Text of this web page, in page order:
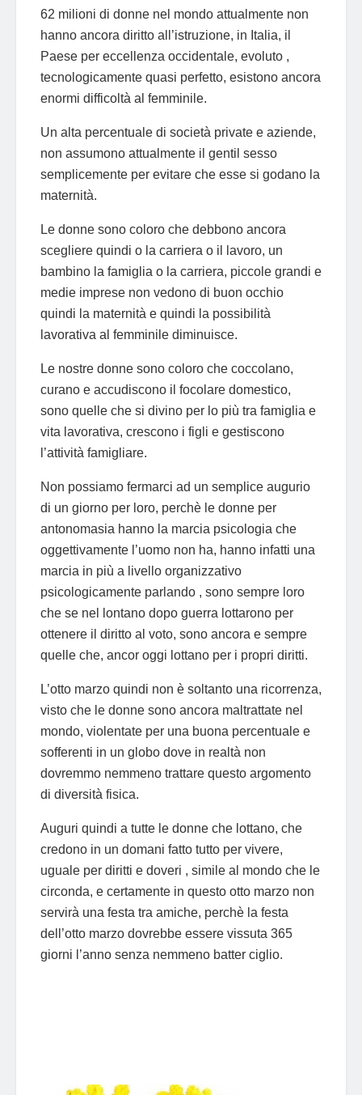
62 milioni di donne nel mondo attualmente non
hanno ancora diritto all’istruzione, in Italia, il
Paese per eccellenza occidentale, evoluto ,
tecnologicamente quasi perfetto, esistono ancora
enormi difficoltà al femminile.
Un alta percentuale di società private e aziende,
non assumono attualmente il gentil sesso
semplicemente per evitare che esse si godano la
maternità.
Le donne sono coloro che debbono ancora
scegliere quindi o la carriera o il lavoro, un
bambino la famiglia o la carriera, piccole grandi e
medie imprese non vedono di buon occhio
quindi la maternità e quindi la possibilità
lavorativa al femminile diminuisce.
Le nostre donne sono coloro che coccolano,
curano e accudiscono il focolare domestico,
sono quelle che si divino per lo più tra famiglia e
vita lavorativa, crescono i figli e gestiscono
l’attività famigliare.
Non possiamo fermarci ad un semplice augurio
di un giorno per loro, perchè le donne per
antonomasia hanno la marcia psicologia che
oggettivamente l’uomo non ha, hanno infatti una
marcia in più a livello organizzativo
psicologicamente parlando , sono sempre loro
che se nel lontano dopo guerra lottarono per
ottenere il diritto al voto, sono ancora e sempre
quelle che, ancor oggi lottano per i propri diritti.
L’otto marzo quindi non è soltanto una ricorrenza,
visto che le donne sono ancora maltrattate nel
mondo, violentate per una buona percentuale e
sofferenti in un globo dove in realtà non
dovremmo nemmeno trattare questo argomento
di diversità fisica.
Auguri quindi a tutte le donne che lottano, che
credono in un domani fatto tutto per vivere,
uguale per diritti e doveri , simile al mondo che le
circonda, e certamente in questo otto marzo non
servirà una festa tra amiche, perchè la festa
dell’otto marzo dovrebbe essere vissuta 365
giorni l’anno senza nemmeno batter ciglio.